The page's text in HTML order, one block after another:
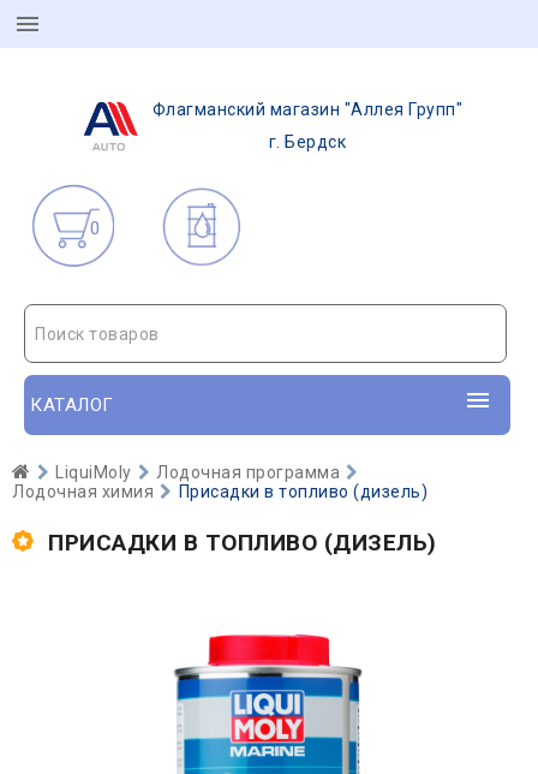
Флагманский магазин "Аллея Групп"
г. Бердск
0
Поиск товаров
КАТАЛОГ
LiquiMoly
Лодочная программа
Лодочная химия
Присадки в топливо (дизель)
ПРИСАДКИ В ТОПЛИВО (ДИЗЕЛЬ)